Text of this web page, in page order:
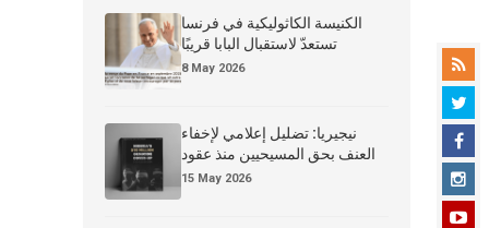
الكنيسة الكاثوليكية في فرنسا
تستعدّ لاستقبال البابا قريبًا
8 May 2026
نيجيريا: تضليل إعلامي لإخفاء
العنف بحق المسيحيين منذ عقود
15 May 2026